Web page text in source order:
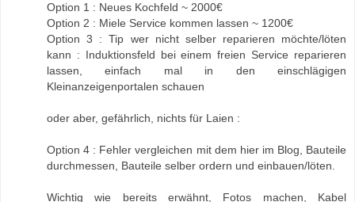
Option 1 : Neues Kochfeld ~ 2000€
Option 2 : Miele Service kommen lassen ~ 1200€
Option 3 : Tip wer nicht selber reparieren möchte/löten
kann : Induktionsfeld bei einem freien Service reparieren
lassen, einfach mal in den einschlägigen
Kleinanzeigenportalen schauen
oder aber, gefährlich, nichts für Laien :
Option 4 : Fehler vergleichen mit dem hier im Blog, Bauteile
durchmessen, Bauteile selber ordern und einbauen/löten.
Wichtig wie bereits erwähnt, Fotos machen, Kabel